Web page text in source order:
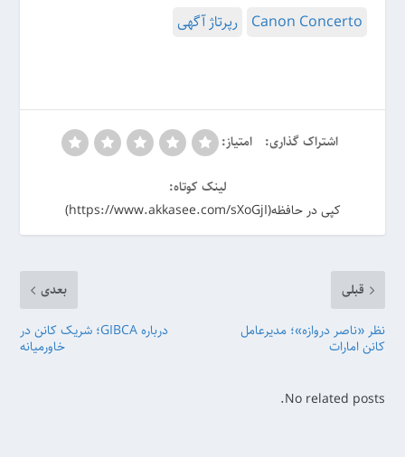
Canon Concerto رپرتاژ آگهی
اشتراک گذاری: امتیاز:
لینک کوتاه:
کپی در حافظه(https://www.akkasee.com/sXoGjI)
قبلی
نظر «ناصر دروازه»؛ مدیرعامل
کانن امارات
بعدی
درباره GIBCA؛ شریک کانن در
خاورمیانه
No related posts.